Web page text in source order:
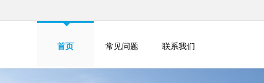
首页 常见问题 联系我们